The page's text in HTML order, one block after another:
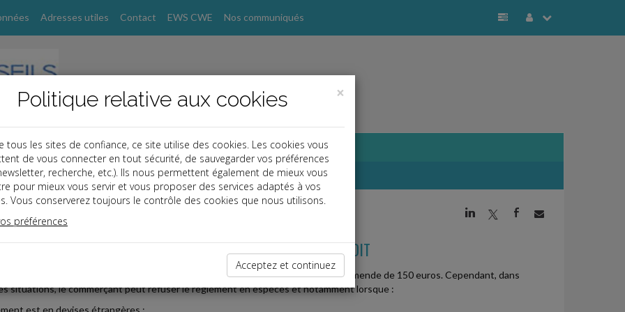
Adresses utiles Contact EWS CWE Nos communiqués
j a b
07-24
DE VOITURE : LE PAIEMENT EN ESPÈCES DÉSORMAIS INTERDIT
un commerçant ne peut refuser un paiement en espèces sous peine d'une amende de 150 euros. Cependant, dans
situations, le commerçant peut refuser le règlement en espèces et notamment lorsque :
est en devises étrangères ;
×
Politique relative aux cookies
tous les sites de confiance, ce site utilise des cookies. Les cookies vous
de vous connecter en tout sécurité, de sauvegarder vos préférences
recherche, etc.). Ils nous permettent également de mieux vous
pour mieux vous servir et vous proposer des services adaptés à vos
Vous conserverez toujours le contrôle des cookies que nous utilisons.
préférences
Acceptez et continuez